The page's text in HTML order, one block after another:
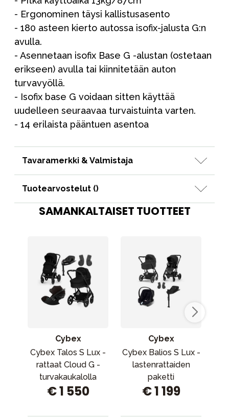
- Ergonominen täysi kallistusasento
- 180 asteen kierto autossa isofix-jalusta G:n
avulla.
- Asennetaan isofix Base G -alustan (ostetaan
erikseen) avulla tai kiinnitetään auton
turvavyöllä.
- Isofix base G voidaan sitten käyttää
uudelleen seuraavaa turvaistuinta varten.
- 14 erilaista pääntuen asentoa
Tavaramerkki & Valmistaja
Tuotearvostelut ()
SAMANKALTAISET TUOTTEET
Cybex
Cybex Talos S Lux -
rattaat Cloud G -
turvakaukalolla
€ 1 550
Cybex
Cybex Balios S Lux -
lastenrattaiden
paketti
€ 1 199